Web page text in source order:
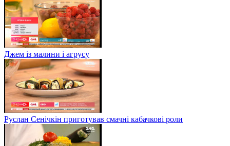
Джем із малини і агрусу
Руслан Сенічкін приготував смачні кабачкові роли